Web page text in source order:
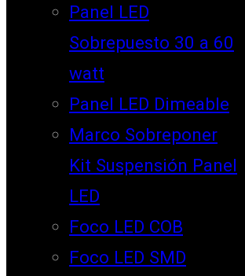
Panel LED
Sobrepuesto 30 a 60
watt
Panel LED Dimeable
Marco Sobreponer
Kit Suspensión Panel
LED
Foco LED COB
Foco LED SMD